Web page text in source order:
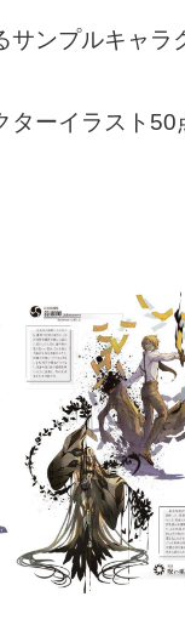
ンプルキャラ
ーイラスト50